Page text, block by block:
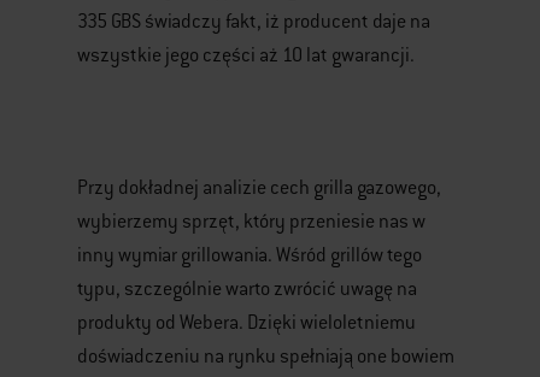
335 GBS świadczy fakt, iż producent daje na
wszystkie jego części aż 10 lat gwarancji.
Przy dokładnej analizie cech grilla gazowego,
wybierzemy sprzęt, który przeniesie nas w
inny wymiar grillowania. Wśród grillów tego
typu, szczególnie warto zwrócić uwagę na
produkty od Webera. Dzięki wieloletniemu
doświadczeniu na rynku spełniają one bowiem